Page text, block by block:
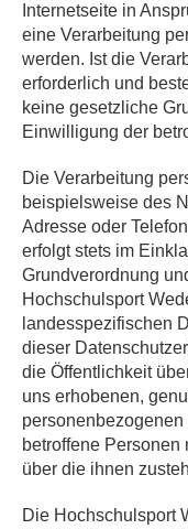
Internetseite in
eine Verarbeitung
werden. Ist die
erforderlich und
keine gesetzliche
Einwilligung der
Die Verarbeitung
beispielsweise des
Adresse oder
erfolgt stets im
Grundverordnung
Hochschulsport
landesspezifischen
dieser
die Öffentlichkeit
uns erhobenen,
betroffene
über die ihnen
Die Hochschulsport